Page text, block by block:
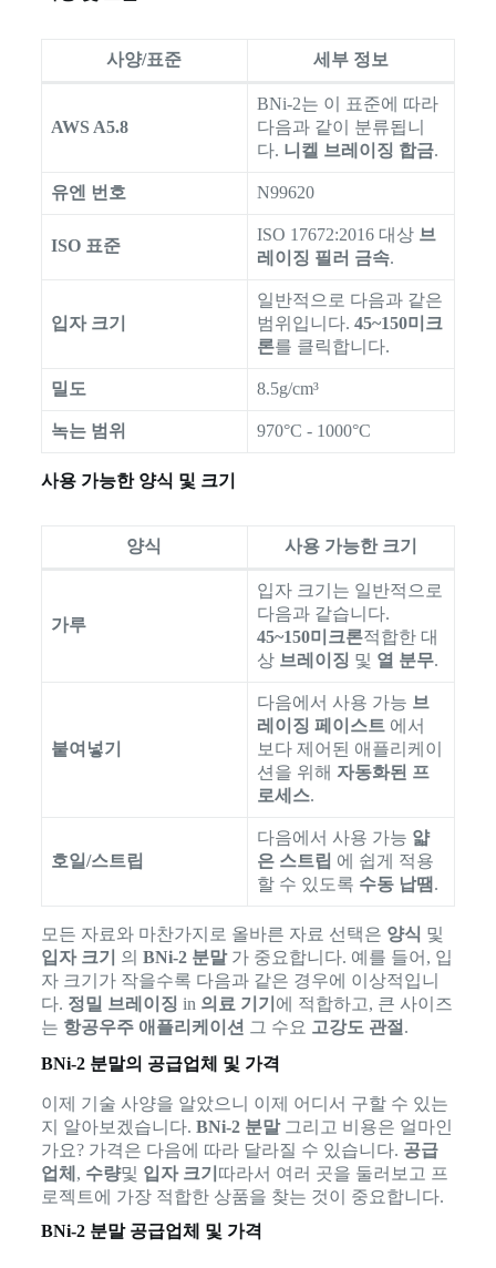
사양/표준 세부 정보
AWS A5.8
BNi-2는 이 표준에 따라
다음과 같이 분류됩니
다. 니켈 브레이징 합금.
유엔 번호 N99620
ISO 표준
ISO 17672:2016 대상 브
레이징 필러 금속.
입자 크기
일반적으로 다음과 같은
범위입니다. 45~150미크
론를 클릭합니다.
밀도 8.5g/cm³
녹는 범위 970°C - 1000°C
사용 가능한 양식 및 크기
양식 사용 가능한 크기
가루
입자 크기는 일반적으로
다음과 같습니다.
45~150미크론적합한 대
상 브레이징 및 열 분무.
붙여넣기
다음에서 사용 가능 브
레이징 페이스트에서
보다 제어된 애플리케이
션을 위해 자동화된 프
로세스.
호일/스트립
다음에서 사용 가능 얇
은 스트립 에 쉽게 적용
할 수 있도록 수동 납땜 .
모든 자료와 마찬가지로 올바른 자료 선택은 양식 및
입자 크기
의 BNi-2 분말가 중요합니다. 예를 들어, 입
자 크기가 작을수록 다음과 같은 경우에 이상적입니
다. 정밀 브레이징 in 의료 기기 에 적합하고, 큰 사이즈
는 항공우주 애플리케이션 그 수요 고강도 관절.
BNi-2 분말의 공급업체 및 가격
이제 기술 사양을 알았으니 이제 어디서 구할 수 있는
지 알아보겠습니다. BNi-2 분말그리고 비용은 얼마인
가요? 가격은 다음에 따라 달라질 수 있습니다. 공급
업체 , 수량및 입자 크기 따라서 여러 곳을 둘러보고 프
로젝트에 가장 적합한 상품을 찾는 것이 중요합니다.
BNi-2 분말 공급업체 및 가격